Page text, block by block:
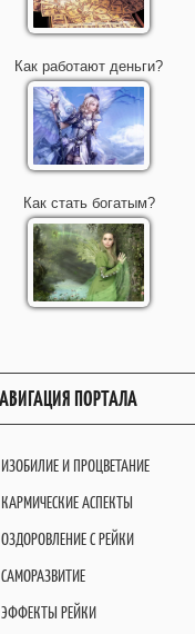
Как работают деньги?
Как стать богатым?
ПОРТАЛА
ИЗОБИЛИЕ И ПРОЦВЕТАНИЕ
КАРМИЧЕСКИЕ АСПЕКТЫ
ОЗДОРОВЛЕНИЕ С РЕЙКИ
САМОРАЗВИТИЕ
ЭФФЕКТЫ РЕЙКИ